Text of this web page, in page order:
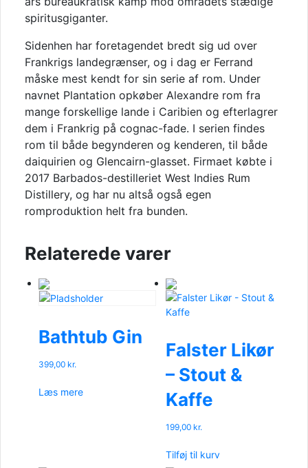
spiritusgiganter.
Sidenhen har foretagendet bredt sig ud over
Frankrigs landegrænser, og i dag er Ferrand
måske mest kendt for sin serie af rom. Under
navnet Plantation opkøber Alexandre rom fra
mange forskellige lande i Caribien og efterlagrer
dem i Frankrig på cognac-fade. I serien findes
rom til både begynderen og kenderen, til både
daiquirien og Glencairn-glasset. Firmaet købte i
2017 Barbados-destilleriet West Indies Rum
Distillery, og har nu altså også egen
romproduktion helt fra bunden.
Relaterede varer
Bathtub Gin
399,00 kr.
Læs mere
Falster Likør
– Stout &
Kaffe
199,00 kr.
Tilføj til kurv